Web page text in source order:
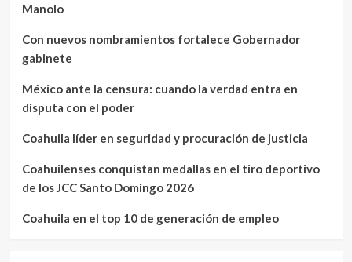
Manolo
Con nuevos nombramientos fortalece Gobernador
gabinete
México ante la censura: cuando la verdad entra en
disputa con el poder
Coahuila líder en seguridad y procuración de justicia
Coahuilenses conquistan medallas en el tiro deportivo
de los JCC Santo Domingo 2026
Coahuila en el top 10 de generación de empleo